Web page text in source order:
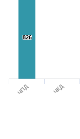
826
826
ЧПД ЧКД